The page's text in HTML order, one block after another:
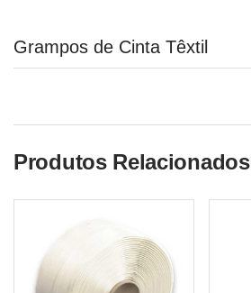
Grampos de Cinta Têxtil
Produtos Relacionados